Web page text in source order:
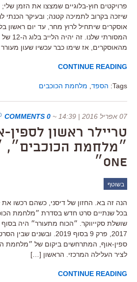
פרויקטים חוץ-בלוגיים שמצצו את הזמן שלי;
שיזכה בקרוב לתמיכה קטנה; ובעיקר הכנתי
אוסקרים שיתחיל לרוץ מחר, עד יום ראשון
המסורתי
מהאוסקרים, אז שימו כבר עכשיו שעון
CONTINUE READING
Tags: הספד מלחמת הכוכבים
07 אפריל 2016 | 14:39 ~
0 COMMENTS
טריילר ראשון
One״
בשוטף
הנה זה בא. החזון של דיסני, כשהם רכשו
בכל שנתיים סרט חדש בסדרת ״מלחמת
2017, פרק 9 בסוף 2019.
ספין-אוף, המתרחשים ביקום של ״מלחמת
לציר העלילה המרכזי. הראשון […]
CONTINUE READING